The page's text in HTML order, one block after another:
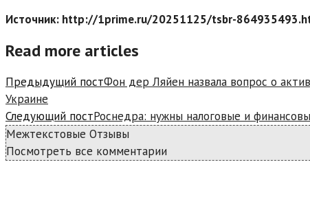
Источник: http://1prime.ru/20251125/tsbr-
Read more articles
Предыдущий постФон дер Ляйен назвала вопрос о
Украине
Следующий постРоснедра: нужны налоговые и
Межтекстовые Отзывы
Посмотреть все комментарии